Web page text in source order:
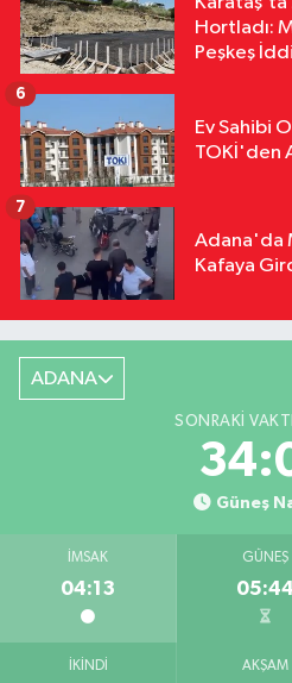
Hortladı:
Peşkeş
Ev Sahibi
TOKİ'den
6
Adana'da
Kafaya
7
ADANA
SONRAKI
Güneş
İMSAK
04:13
GÜNEŞ
05:44
İKINDI AKŞAM